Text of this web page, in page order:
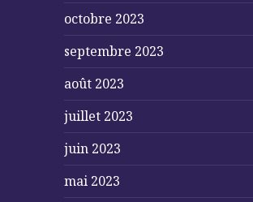
octobre 2023
septembre 2023
août 2023
juillet 2023
juin 2023
mai 2023